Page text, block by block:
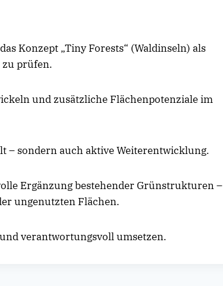
Konzept „Tiny Forests“ (Waldinseln) als
zu prüfen.
und zusätzliche Flächenpotenziale im
sondern auch aktive Weiterentwicklung.
Ergänzung bestehender Grünstrukturen –
ungenutzten Flächen.
verantwortungsvoll umsetzen.